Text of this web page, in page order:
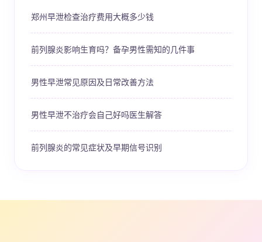
郑州早泄检查治疗费用大概多少钱
前列腺炎影响生育吗？备孕男性需知的几件事
男性早泄常见原因及日常改善方法
男性早泄不治疗会自己好吗医生解答
前列腺炎的常见症状及早期信号识别